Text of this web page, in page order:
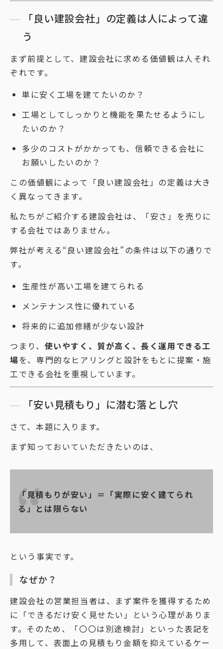
「良い建設会社」の定義は人によって違
う
まず前提として、建設会社に求める価値観は人それ
ぞれです。
単に安く工場を建てたいのか？
工場としてしっかりと機能を果たせるようにし
たいのか？
多少のコストがかかっても、信頼できる会社に
お願いしたいのか？
この価値観によって「良い建設会社」の定義は大き
く異なってきます。
私たちがご紹介する建設会社は、「安さ」を売りに
する会社ではありません。
弊社が考える“良い建設会社”の条件は以下の通りで
す。
生産性が高い工場を建てられる
メンテナンス性に優れている
将来的に追加修繕が少ない設計
つまり、 使いやすく、質が高く、長く運用できる工
場を、専門的なヒアリングと設計をもとに提案・施
工できる会社を重視しています。
「安い見積もり」に潜む落とし穴
さて、本題に入ります。
まず知っておいていただきたいのは、
「見積もりが安い」＝「実際に安く建てられ
る」とは限らない
という事実です。
なぜか？
建設会社の営業担当者は、まず案件を獲得するため
に「できるだけ安く見せたい」という心理がありま
す。そのため、「〇〇は別途検討」といった表記を
多用して、表面上の見積もり金額を抑えているケー